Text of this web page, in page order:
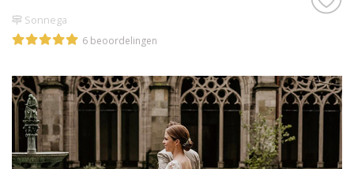
Sonnega
6 beoordelingen